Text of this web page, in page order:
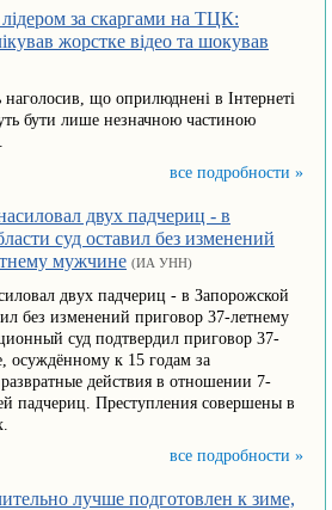
за скаргами на ТЦК:
жорстке відео та шокував
що оприлюднені в Інтернеті
бути лише незначною частиною
все подробности »
двух падчериц - в
суд оставил без изменений
мужчине (ИА УНН)
двух падчериц - в Запорожской
без изменений приговор 37-летнему
суд подтвердил приговор 37-
осуждённому к 15 годам за
действия в отношении 7-
падчериц. Преступления совершены в
все подробности »
лучше подготовлен к зиме,